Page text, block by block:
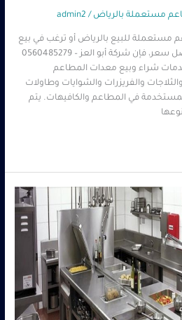
مستعملة بالرياض /
admin2
للبيع بالرياض أو ترغب في بيع
معدات مطعمك بسرعة وبأفضل سعر، فإن شركة أبو العز – 0560485279
شراء وبيع معدات المطاعم
والفريزرات والشوايات وطاولات
في المطاعم والكافيهات. يتم